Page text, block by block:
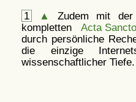
1 ▲
Zudem mit der
kompletten Acta
durch persönliche
die einzige
wissenschaftlicher Tiefe.